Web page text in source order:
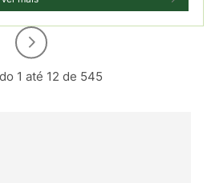
1 até 12 de 545